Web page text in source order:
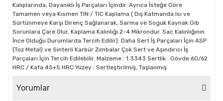
Kalıplarında, Dayanıklı İş Parçaları İçindir. Ayrıca İsteğe Göre
Tamamen veya Kısmen TIN / TIC Kaplama ( Dış Katmanda Isı ve
Sürtünmeye Karşı Direnç Sağlanarak, Sarma ve Soguk Kaynak Gib
Sorunlara Çare Olur, Kaplama Kalınlığı 2-4 Mikrondur. Sac Kalınlığının
İnce Olduğu Durumlarda Tercih Edilir). Daha Sert İş Parçaları İçin ASP
(Toz Metal) ve Sinterli Karbür Zımbalar Çok Sert ve Aşındırıcı İş
Parçaları İçin Tercih Edilebilir. Malzeme : 1.3343 Sertlik : Gövde 60/62
HRC / Kafa 45+5 HRC Yüzey : Sertleştirilmiş, Taşlanmış
Yorumlar